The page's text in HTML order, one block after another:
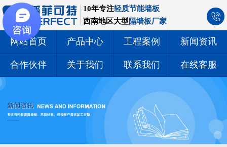
10年专注轻质节能墙板
西南地区大型隔墙板厂家
网站首页 产品中心 工程案例 新闻资讯
合作伙伴 关于我们 联系我们 在线客服